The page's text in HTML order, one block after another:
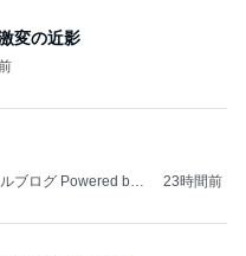
変の近影
ブログ Powered by
23時間前